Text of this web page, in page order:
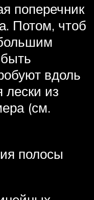
поперечник
Потом, чтоб
вдоль
лески из
(см.
полосы